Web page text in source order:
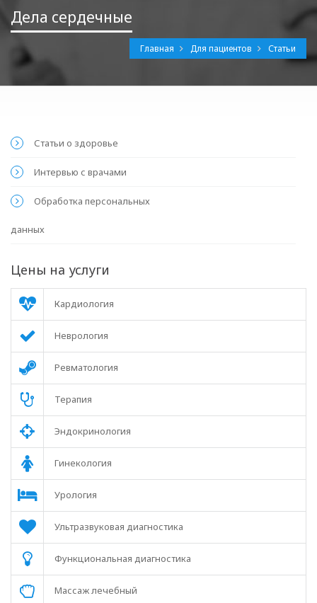
Дела сердечные
Главная Для пациентов Статьи
Статьи о здоровье
Интервью с врачами
Обработка персональных
данных
Цены на услуги
Кардиология
Неврология
Ревматология
Терапия
Эндокринология
Гинекология
Урология
Ультразвуковая диагностика
Функциональная диагностика
Массаж лечебный